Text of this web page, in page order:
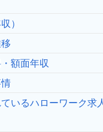
）
額面年収
いるハローワーク求